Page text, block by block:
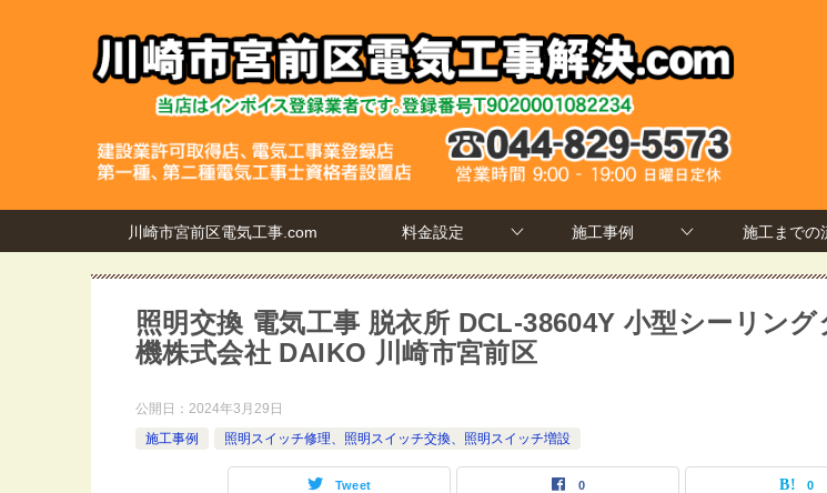
川崎市宮前区電気工事.com 料金設定 施工事例 施工までの
照明交換 電気工事 脱衣所 DCL-38604Y 小型シーリン
機株式会社 DAIKO 川崎市宮前区
公開日： 2024年3月29日
施工事例
照明スイッチ修理、照明スイッチ交換、照明スイッチ増設
Tweet 0 0